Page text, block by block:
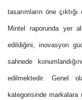
tasarımların öne
Mintel raporunda yer
edildiğini, inovasyon
sahnede
edilmektedir. Genel
kategorisinde